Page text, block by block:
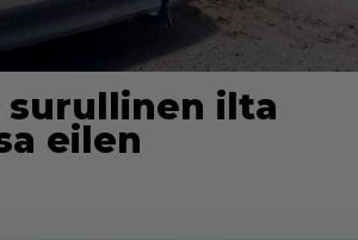
surullinen ilta
eilen